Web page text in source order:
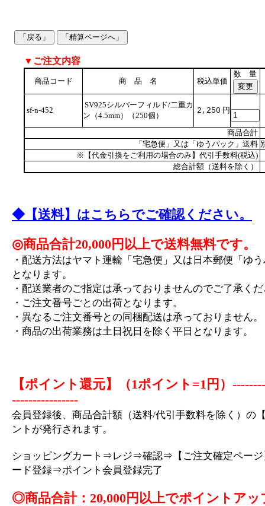
▼ご注文内容
商品コード 商 品 名 税込単価
数 量
sf-n-452
SV925シルバーフィルド/二重カ
ン（4.5mm）（250個）
2,250 円
商品合計
「宅急便」又は「ゆうパック」送料
※【代金引換をご利用の場合のみ】代引手数料(税込)
総合計額（送料を除く）
◆【送料】はこちらでご確認ください。
◎商品合計20,000円以上で送料無料です。
・配送方法はヤマト運輸「宅急便」又は日本郵便「ゆ
となります。
・配送業者のご指定は承っておりませんのでご了承く
・ご注文番号ごとの出荷となります。
・異なるご注文番号との同梱配送は承っておりません。
・商品の出荷業務は土日祝日を除く平日となります。
【ポイント還元】（1ポイント=1円）
----------------
会員登録後、商品合計額（送料/代引手数料を除く）の
ントが発行されます。
ショッピングカート⇒レジ⇒確認⇒【ご注文確定ページ
ード登録⇒ポイント会員登録完了
◎商品合計：20,000円以上でポイントアッ